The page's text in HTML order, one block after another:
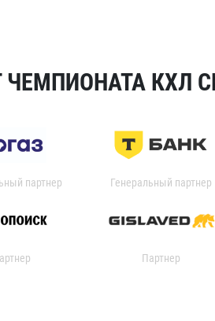
КХЛ
партнер Генеральный партнер
Партнер